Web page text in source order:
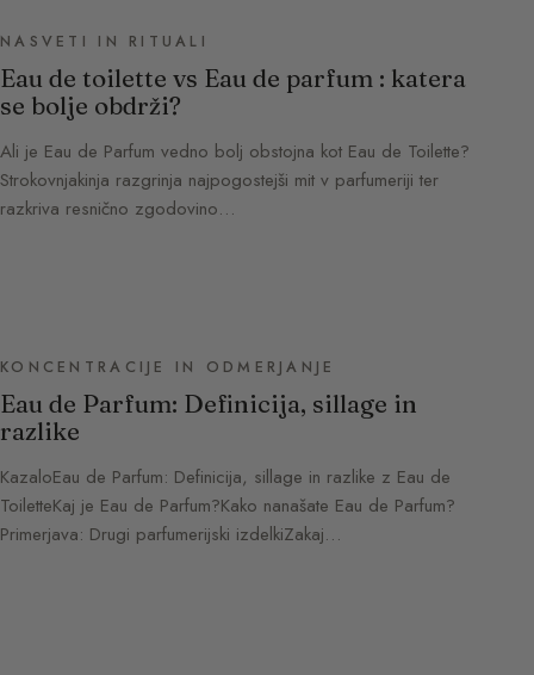
NASVETI IN RITUALI
Eau de toilette vs Eau de parfum : katera
se bolje obdrži?
Ali je Eau de Parfum vedno bolj obstojna kot Eau de Toilette?
Strokovnjakinja razgrinja najpogostejši mit v parfumeriji ter
razkriva resnično zgodovino…
KONCENTRACIJE IN ODMERJANJE
Eau de Parfum: Definicija, sillage in
razlike
KazaloEau de Parfum: Definicija, sillage in razlike z Eau de
ToiletteKaj je Eau de Parfum?Kako nanašate Eau de Parfum?
Primerjava: Drugi parfumerijski izdelkiZakaj…